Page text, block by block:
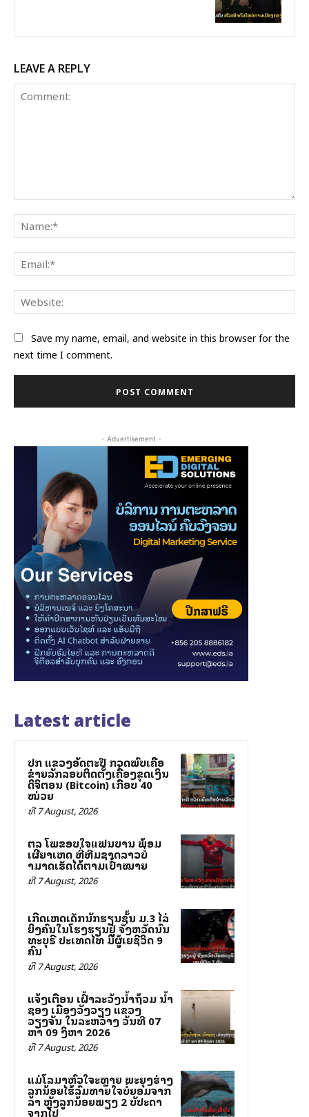
LEAVE A REPLY
Save my name, email, and website in this browser for the
next time I comment.
- Advertisement -
Latest article
ປກສ ແຂວງອັດຕະປື ກວດພົບເຄືອ
ຂ່າຍລັກລອບຕິດຕັ້ງເຄື່ອງຂຸດເງິນ
ດິຈິຕອນ (Bitcoin) ເກືອບ 40
ໝ່ວຍ
ທີ 7 August, 2026
ສຕລ ໂພສຂອບໃຈແຟນບານ ພ້ອມ
ເຜີຍສາເຫດ ທີ່ທີມຊາດລາວບໍ່
ສາມາດເຮັດໄດ້ຕາມເປົ້າໝາຍ
ທີ 7 August, 2026
ເກີດເຫດເດັກນັກຮຽນຊັ້ນ ມ.3 ໄລ່
ຍິງຄົນໃນໂຮງຮຽນຢູ່ ຈັງຫວັດນົນ
ທະບຸຣີ ປະເທດໄທ ມີຜູ້ເສຍຊີວິດ 9
ຄົນ
ທີ 7 August, 2026
ແຈ້ງເຕືອນ ເຝົ້າລະວັງນ້ຳຖ້ວມ ນ້ຳ
ຊອງ ເມືອງວັງວຽງ ແຂວງ
ວຽງຈັນ ໃນລະຫວ່າງ ວັນທີ 07
ຫາ 09 ສິງຫາ 2026
ທີ 7 August, 2026
ແມ່ໂລມາຫົວໃຈສະຫຼາຍ ພະຍຸງຮ່າງ
ລູກນ້ອຍໄຮ້ລົມຫາຍໃຈບໍ່ຍອມຈາກ
ລາ ຫຼັງລູກນ້ອຍພຽງ 2 ສັບປະດາ
ຈາກໄປ